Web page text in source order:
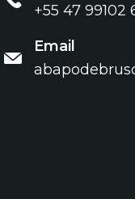
+55 47 99102
Email